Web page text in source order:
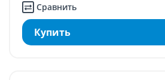
Сравнить
Купить